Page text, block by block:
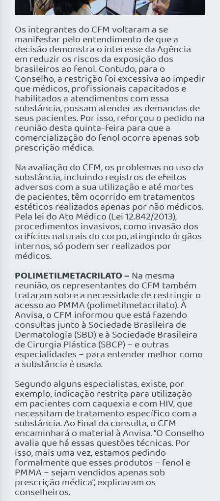
Os integrantes do CFM voltaram a se
manifestar pelo entendimento de que a
decisão demonstra o interesse da Agência
em reduzir os riscos da exposição dos
brasileiros ao fenol. Contudo, para o
Conselho, a restrição foi excessiva ao impedir
que médicos, profissionais capacitados e
habilitados a atendimentos com essa
substância, possam atender as demandas de
seus pacientes. Por isso, reforçou o pedido na
reunião desta quinta-feira para que a
comercialização do fenol ocorra apenas sob
prescrição médica.
Na avaliação do CFM, os problemas no uso da
substância, incluindo registros de efeitos
adversos com a sua utilização e até mortes
de pacientes, têm ocorrido em tratamentos
estéticos realizados apenas por não médicos.
Pela lei do Ato Médico (Lei 12.842/2013),
procedimentos invasivos, como invasão dos
orifícios naturais do corpo, atingindo órgãos
internos, só podem ser realizados por
médicos.
POLIMETILMETACRILATO –Na mesma
reunião, os representantes do CFM também
trataram sobre a necessidade de restringir o
acesso ao PMMA (polimetilmetacrilato). À
Anvisa, o CFM informou que está fazendo
consultas junto à Sociedade Brasileira de
Dermatologia (SBD) e à Sociedade Brasileira
de Cirurgia Plástica (SBCP) – e outras
especialidades – para entender melhor como
a substância é usada.
Segundo alguns especialistas, existe, por
exemplo, indicação restrita para utilização
em pacientes com caquexia e com HIV, que
necessitam de tratamento específico com a
substância. Ao final da consulta, o CFM
encaminhará o material à Anvisa. “O Conselho
avalia que há essas questões técnicas. Por
isso, mais uma vez, estamos pedindo
formalmente que esses produtos – fenol e
PMMA – sejam vendidos apenas sob
prescrição médica”, explicaram os
conselheiros.